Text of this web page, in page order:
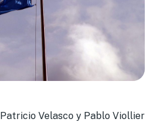
Patricio Velasco y Pablo Viollier